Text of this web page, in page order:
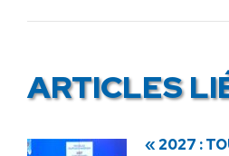
ARTICLES
« 2027 :